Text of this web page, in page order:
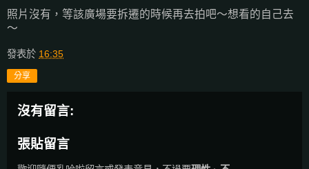
照片沒有，等該廣場要拆遷的時候再去拍吧～想看的自己去
～
發表於 16:35
分享
沒有留言:
張貼留言